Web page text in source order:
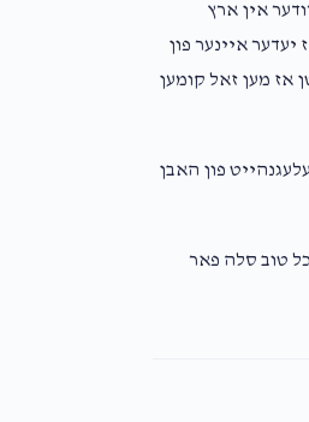
אין ארץ
יעדער איינער פון
אז מען זאל קומען
פון האבן
כל טוב סלה פאר